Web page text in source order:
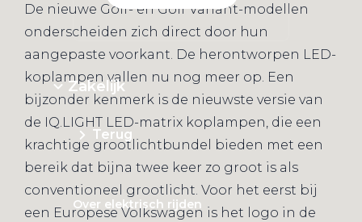
Zakelijk
Terug
Over elektrisch rijden
De nieuwe Golf- en Golf Variant-modellen
onderscheiden zich direct door hun
aangepaste voorkant. De herontworpen LED-
koplampen vallen nu nog meer op. Een
bijzonder kenmerk is de nieuwste versie van
de IQ.LIGHT LED-matrix koplampen, die een
krachtige grootlichtbundel bieden met een
bereik dat bijna twee keer zo groot is als
conventioneel grootlicht. Voor het eerst bij
een Europese Volkswagen is het logo in de